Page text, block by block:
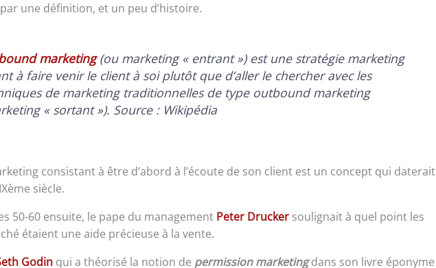
une définition, et un peu d’histoire.
marketing(ou marketing « entrant ») est une stratégie marketing
à faire venir le client à soi plutôt que d’aller le chercher avec les
de marketing traditionnelles de type outbound marketing
« sortant »). Source : Wikipédia
consistant à être d’abord à l’écoute de son client est un concept qui daterait
siècle.
50-60 ensuite, le pape du management Peter Druckersoulignait à quel point les
étaient une aide précieuse à la vente.
Godinqui a théorisé la notion de permission marketingdans son livre éponyme